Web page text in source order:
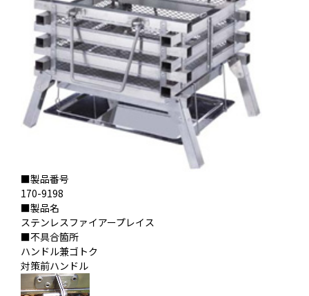
■製品番号
170-9198
■製品名
ステンレスファイアープレイス
■不具合箇所
ハンドル兼ゴトク
対策前ハンドル